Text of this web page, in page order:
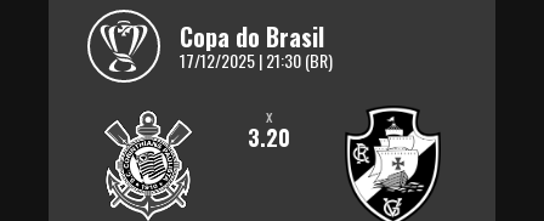
Copa do Brasil
17/12/2025 | 21:30 (BR)
x
3.20